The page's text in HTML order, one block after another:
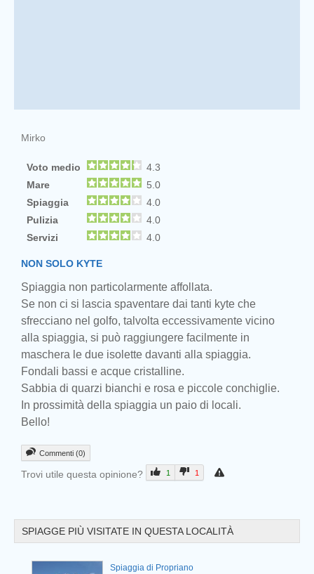
Mirko
Voto medio
4.3
Mare
5.0
Spiaggia
4.0
Pulizia
4.0
Servizi
4.0
NON SOLO KYTE
Spiaggia non particolarmente affollata.
Se non ci si lascia spaventare dai tanti kyte che
sfrecciano nel golfo, talvolta eccessivamente vicino
alla spiaggia, si può raggiungere facilmente in
maschera le due isolette davanti alla spiaggia.
Fondali bassi e acque cristalline.
Sabbia di quarzi bianchi e rosa e piccole conchiglie.
In prossimità della spiaggia un paio di locali.
Bello!
Commenti (0)
Trovi utile questa opinione? 1 1
SPIAGGE PIÙ VISITATE IN QUESTA LOCALITÀ
Spiaggia di Propriano